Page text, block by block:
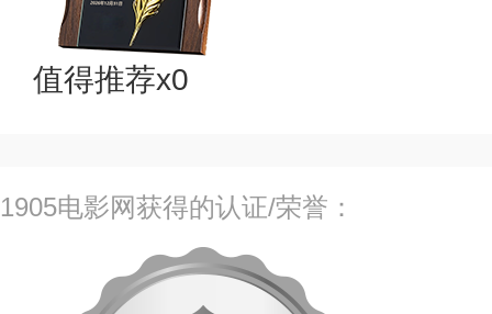
值得推荐x0
1905电影网获得的认证/荣誉：